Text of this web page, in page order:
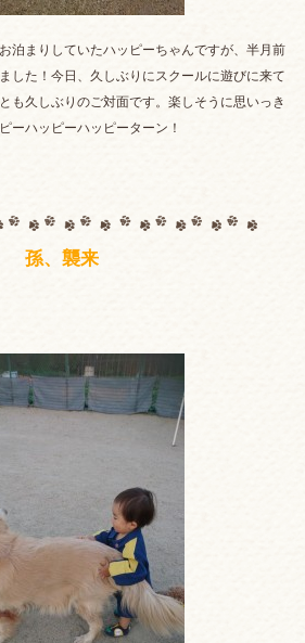
泊まりしていたハッピーちゃんですが、半月前
した！今日、久しぶりにスクールに遊びに来て
も久しぶりのご対面です。楽しそうに思いっき
ーハッピーハッピーターン！
孫、襲来